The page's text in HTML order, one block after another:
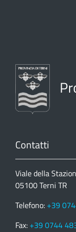
Contatti
Viale della
05100 Terni TR
Telefono: +39
Fax: +39 0744